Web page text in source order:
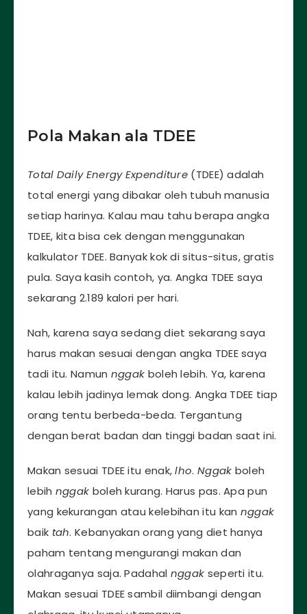
Pola Makan ala TDEE
Total Daily Energy Expenditure (TDEE) adalah
total energi yang dibakar oleh tubuh manusia
setiap harinya. Kalau mau tahu berapa angka
TDEE, kita bisa cek dengan menggunakan
kalkulator TDEE. Banyak kok di situs-situs, gratis
pula. Saya kasih contoh, ya. Angka TDEE saya
sekarang 2.189 kalori per hari.
Nah, karena saya sedang diet sekarang saya
harus makan sesuai dengan angka TDEE saya
tadi itu. Namun nggak boleh lebih. Ya, karena
kalau lebih jadinya lemak dong. Angka TDEE tiap
orang tentu berbeda-beda. Tergantung
dengan berat badan dan tinggi badan saat ini.
Makan sesuai TDEE itu enak,lho. Nggak boleh
lebih nggak boleh kurang. Harus pas. Apa pun
yang kekurangan atau kelebihan itu kan nggak
baik tah. Kebanyakan orang yang diet hanya
paham tentang mengurangi makan dan
olahraganya saja. Padahal nggak seperti itu.
Makan sesuai TDEE sambil diimbangi dengan